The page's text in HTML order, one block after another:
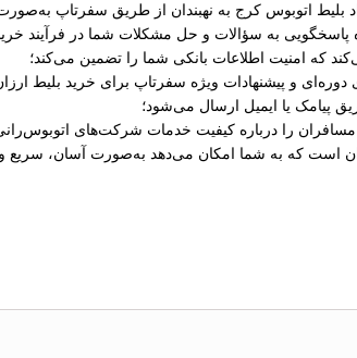
بلیط اتوبوس کرج به نهبندان از طریق سفرتاپ
که امنیت اطلاعات بانکی شما را تضمین می‌کند؛
و پیشنهادات ویژه سفرتاپ برای خرید بلیط
پیامک یا ایمیل ارسال می‌شود؛
را درباره کیفیت خدمات شرکت‌های اتوبوس‌رانی
است که به شما امکان می‌دهد به‌صورت آسان، سریع